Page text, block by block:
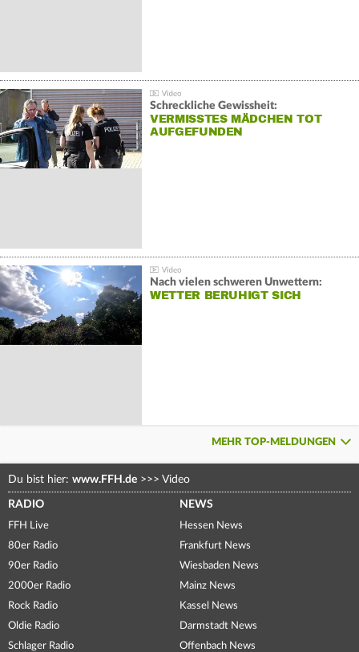
Schreckliche Gewissheit:
VERMISSTES MÄDCHEN TOT
AUFGEFUNDEN
Nach vielen schweren Unwettern:
WETTER BERUHIGT SICH
MEHR TOP-MELDUNGEN
Du bist hier: www.FFH.de >>> Video
RADIO
FFH Live
80er Radio
90er Radio
2000er Radio
Rock Radio
Oldie Radio
Schlager Radio
NEWS
Hessen News
Frankfurt News
Wiesbaden News
Mainz News
Kassel News
Darmstadt News
Offenbach News